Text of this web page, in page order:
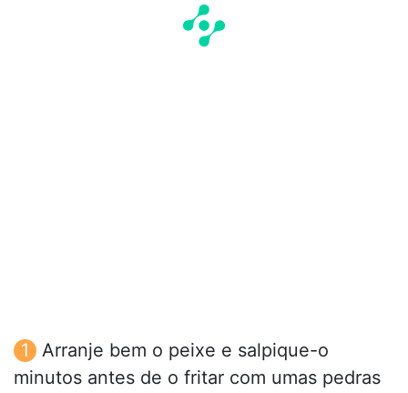
Arranje bem o peixe e salpique-o
minutos antes de o fritar com umas pedras